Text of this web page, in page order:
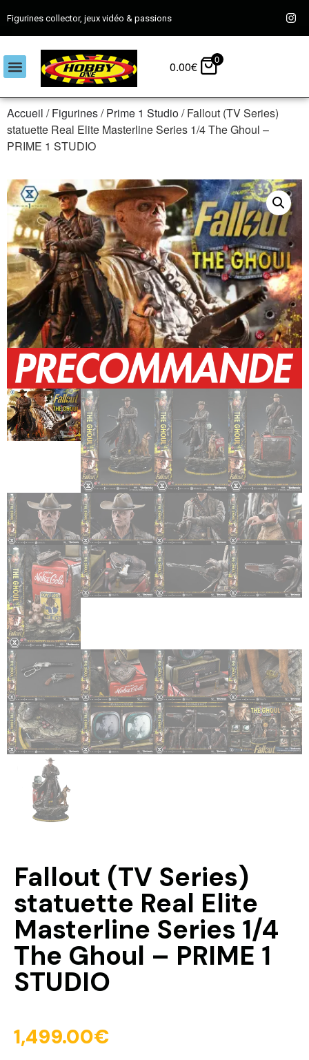
Figurines collector, jeux vidéo & passions
0.00€ 0
Accueil /Figurines/Prime 1 Studio/ Fallout (TV Series)
statuette Real Elite Masterline Series 1/4 The Ghoul –
PRIME 1 STUDIO
Fallout (TV Series)
statuette Real Elite
Masterline Series 1/4
The Ghoul – PRIME 1
STUDIO
1,499.00€